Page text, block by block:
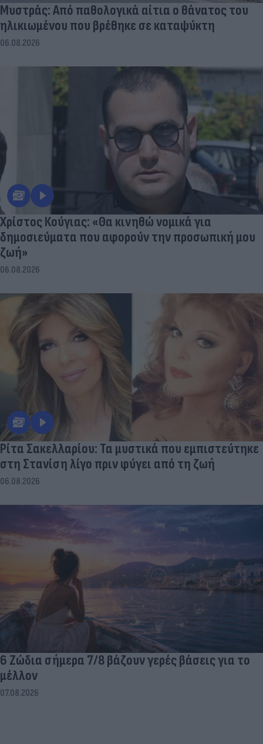
Μυστράς: Από παθολογικά αίτια ο θάνατος του
ηλικιωμένου που βρέθηκε σε καταψύκτη
06.08.2026
Χρίστος Κούγιας: «Θα κινηθώ νομικά για
δημοσιεύματα που αφορούν την προσωπική μου
ζωή»
06.08.2026
Ρίτα Σακελλαρίου: Τα μυστικά που εμπιστεύτηκε
στη Στανίση λίγο πριν φύγει από τη ζωή
06.08.2026
6 Ζώδια σήμερα 7/8 βάζουν γερές βάσεις για το
μέλλον
07.08.2026